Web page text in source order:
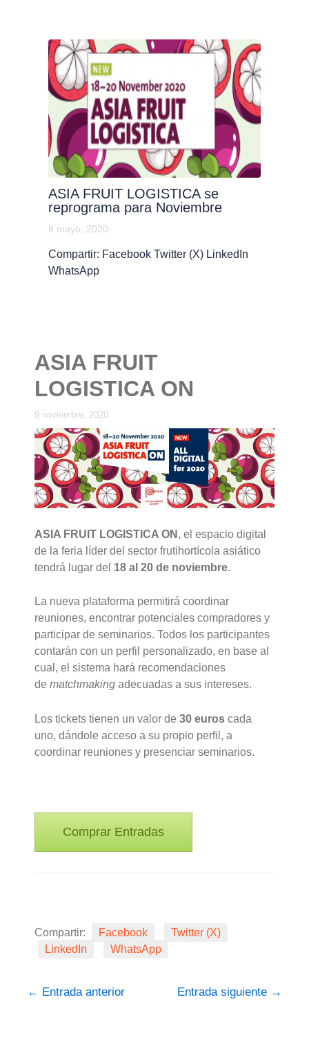
ASIA FRUIT LOGISTICA se
reprograma para Noviembre
8 mayo, 2020
Compartir: Facebook Twitter (X) LinkedIn
WhatsApp
ASIA FRUIT
LOGISTICA ON
9 noviembre, 2020
ASIA FRUIT LOGISTICA ON , el espacio digital
de la feria líder del sector frutihortícola asiático
tendrá lugar del 18 al 20 de noviembre.
La nueva plataforma permitirá coordinar
reuniones, encontrar potenciales compradores y
participar de seminarios. Todos los participantes
contarán con un perfil personalizado, en base al
cual, el sistema hará recomendaciones
dematchmakingadecuadas a sus intereses.
Los tickets tienen un valor de30 euroscada
uno, dándole acceso a su propio perfil, a
coordinar reuniones y presenciar seminarios.
Comprar Entradas
Compartir: Facebook
Twitter (X)
LinkedIn
WhatsApp
← Entrada anterior Entrada siguiente →